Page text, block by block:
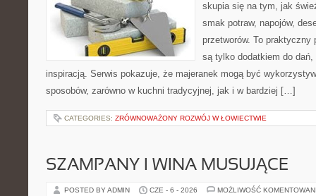
skupia się na tym, jak
smak potraw, napojów,
przetworów. To praktyczny
są tylko dodatkiem do dań,
inspiracją. Serwis pokazuje, że majeranek mogą być
sposobów, zarówno w kuchni tradycyjnej, jak i w bardziej […]
CATEGORIES: ZRÓWNOWAŻONY ROZWÓJ W ŁOWIECTWIE
SZAMPANY I WINA MUSUJĄCE
POSTED BY ADMIN CZE - 6 - 2026 MOŻLIWOŚĆ